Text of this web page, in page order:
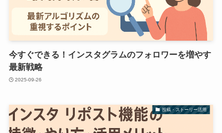
今すぐできる！インスタグラムのフォロワーを増やす
最新戦略
2025-09-26
投稿・ストーリー活用